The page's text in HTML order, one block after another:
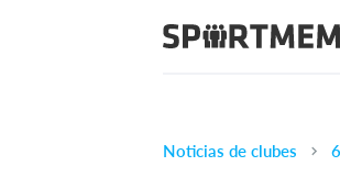
Noticias de clubes